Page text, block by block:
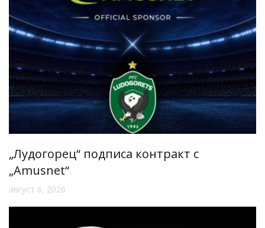
„Лудогорец“ подписа контракт с
„Amusnet“
август 6, 2026